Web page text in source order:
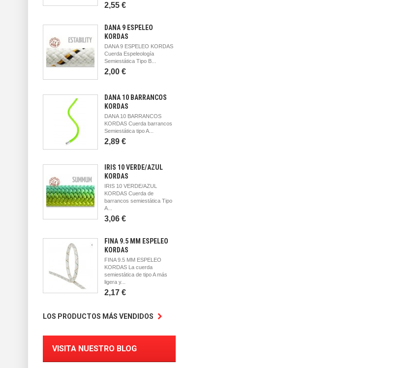
2,55 €
DANA 9 ESPELEO
KORDAS
DANA 9 ESPELEO KORDAS
Cuerda Espeleología
Semiestática Tipo B...
2,00 €
DANA 10 BARRANCOS
KORDAS
DANA 10 BARRANCOS
KORDAS Cuerda barrancos
Semiestática tipo A...
2,89 €
IRIS 10 VERDE/AZUL
KORDAS
IRIS 10 VERDE/AZUL
KORDAS Cuerda de
barrancos semiestática Tipo
A...
3,06 €
FINA 9.5 MM ESPELEO
KORDAS
FINA 9.5 MM ESPELEO
KORDAS La cuerda
semiestática de tipo A más
ligera y...
2,17 €
LOS PRODUCTOS MÁS VENDIDOS
VISITA NUESTRO BLOG